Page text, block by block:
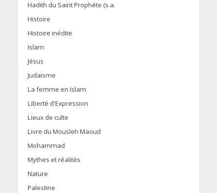
Hadith du Saint Prophète (s.a.
Histoire
Histoire inédite
Islam
Jésus
Judaïsme
La femme en Islam
Liberté d'Expression
Lieux de culte
Livre du Mousleh Maoud
Mohammad
Mythes et réalités
Nature
Palestine